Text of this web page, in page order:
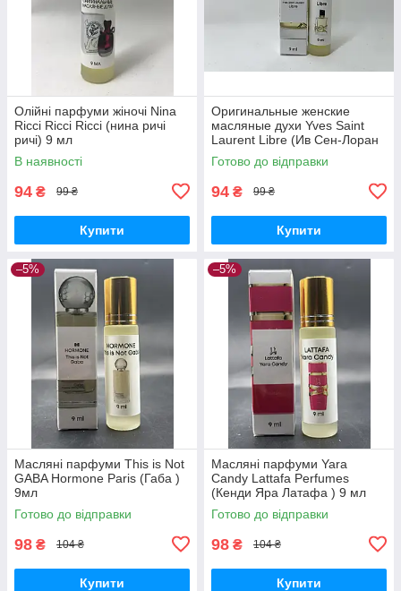
Олійні парфуми жіночі Nina
Ricci Ricci Ricci (нина ричі
ричі) 9 мл
В наявності
94 ₴ 99 ₴
Купити
Оригинальные женские
масляные духи Yves Saint
Laurent Libre (Ив Сен-Лоран
Либре) 9 мл
Готово до відправки
94 ₴ 99 ₴
Купити
–5%
Масляні парфуми This is Not
GABA Hormone Paris (Габа )
9мл
Готово до відправки
98 ₴ 104 ₴
Купити
–5%
Масляні парфуми Yara
Candy Lattafa Perfumes
(Кенди Яра Латафа ) 9 мл
Готово до відправки
98 ₴ 104 ₴
Купити